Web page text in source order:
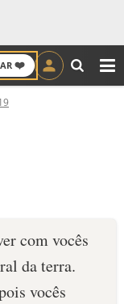
❤️
com vocês
da terra.
vocês